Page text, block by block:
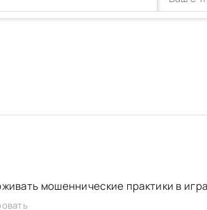
мошеннические практики в